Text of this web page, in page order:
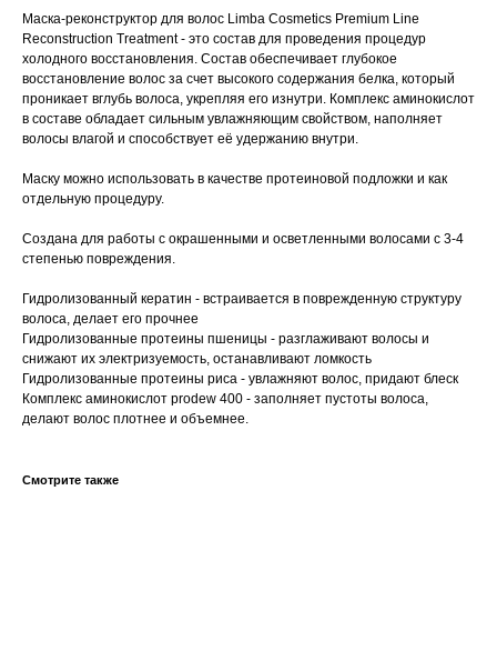
Маска-реконструктор для волос Limba Cosmetics Premium Line
Reconstruction Treatment - это состав для проведения процедур
холодного восстановления. Состав обеспечивает глубокое
восстановление волос за счет высокого содержания белка, который
проникает вглубь волоса, укрепляя его изнутри. Комплекс аминокислот
в составе обладает сильным увлажняющим свойством, наполняет
волосы влагой и способствует её удержанию внутри.
Маску можно использовать в качестве протеиновой подложки и как
отдельную процедуру.
Создана для работы с окрашенными и осветленными волосами с 3-4
степенью повреждения.
Гидролизованный кератин - встраивается в поврежденную структуру
волоса, делает его прочнее
Гидролизованные протеины пшеницы - разглаживают волосы и
снижают их электризуемость, останавливают ломкость
Гидролизованные протеины риса - увлажняют волос, придают блеск
Комплекс аминокислот prodew 400 - заполняет пустоты волоса,
делают волос плотнее и объемнее.
Смотрите также